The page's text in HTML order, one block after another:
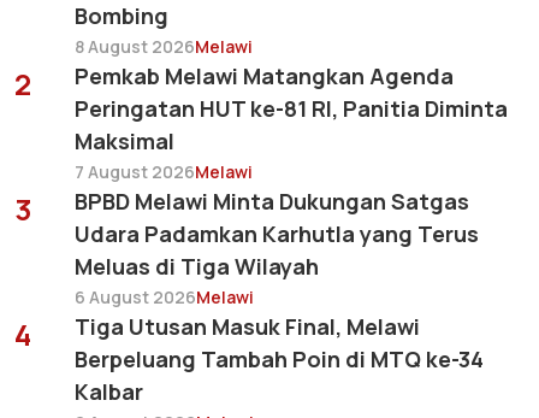
Bombing
8 August 2026Melawi
2
Pemkab Melawi Matangkan Agenda
Peringatan HUT ke-81 RI, Panitia Diminta
Maksimal
7 August 2026Melawi
3
BPBD Melawi Minta Dukungan Satgas
Udara Padamkan Karhutla yang Terus
Meluas di Tiga Wilayah
6 August 2026Melawi
4
Tiga Utusan Masuk Final, Melawi
Berpeluang Tambah Poin di MTQ ke-34
Kalbar